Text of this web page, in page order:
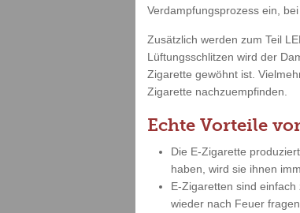
Verdampfungsprozess ein,
Zusätzlich werden zum Teil
Lüftungsschlitzen wird der
Zigarette gewöhnt ist.
Zigarette nachzuempfinden.
Echte Vorteile
Die E-Zigarette
haben, wird sie ihnen
E-Zigaretten sind
wieder nach Feuer fragen.